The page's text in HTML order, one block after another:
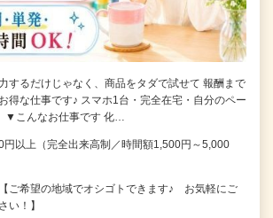
するだけじゃなく、商品をタダで試せて 報酬まで
得な仕事です♪ スマホ1台・完全在宅・自分のペー
▼こんなお仕事です 化…
円以上（完全出来高制／時間額1,500円～5,000
ご希望の地域でオシゴトできます♪ お気軽にご
い！】